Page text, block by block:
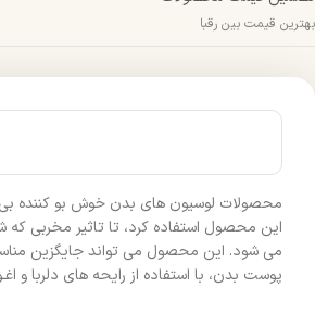
بهترین قیمت بین رقبا
محصولات لوسیون های بدن خوش بو کننده
این محصول استفاده کرد، تا تاثیر مخربی
می شود. این محصول می تواند جایگزین
پوست بدن، با استفاده از رایحه های